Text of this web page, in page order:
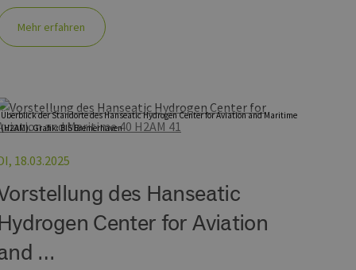
Mehr erfahren
Überblick der Standorte des Hanseatic Hydrogen Center for Aviation and Maritime
(H2AM). Grafik: BIS Bremerhaven
18.03.2025
des Hanseatic
Center for Aviation
…
und Bots zu
gültige Berichte über
um sicherzustellen,
sind. Es kann
helfen.
von
zu unterscheiden,
wird. Es ist in
zur Berechnung von
verwendet.